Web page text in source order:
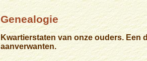
Genealogie
Kwartierstaten van onze ouders. Een
aanverwanten.